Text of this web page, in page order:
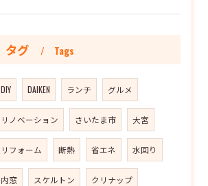
タグ Tags
DIY DAIKEN ランチ グルメ
リノベーション さいたま市 大宮
リフォーム 断熱 省エネ 水回り
内窓 スケルトン クリナップ